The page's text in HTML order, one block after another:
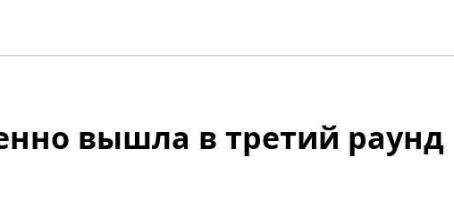
вышла в третий раунд